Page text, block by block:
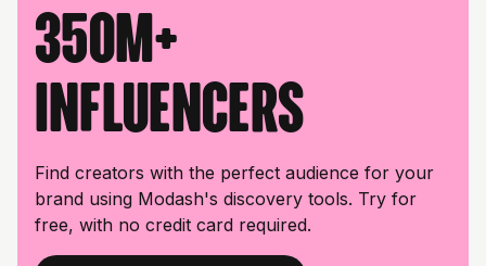
350M+
influencers
Find creators with the perfect audience for your
brand using Modash's discovery tools. Try for
free, with no credit card required.